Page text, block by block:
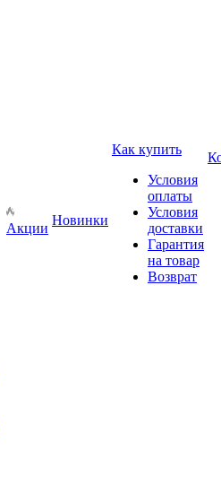
Акции
Новинки
Как купить
Условия
оплаты
Условия
доставки
Гарантия
на товар
Возврат